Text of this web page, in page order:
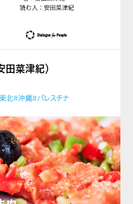
田菜津紀）
北#沖縄#パレスチナ